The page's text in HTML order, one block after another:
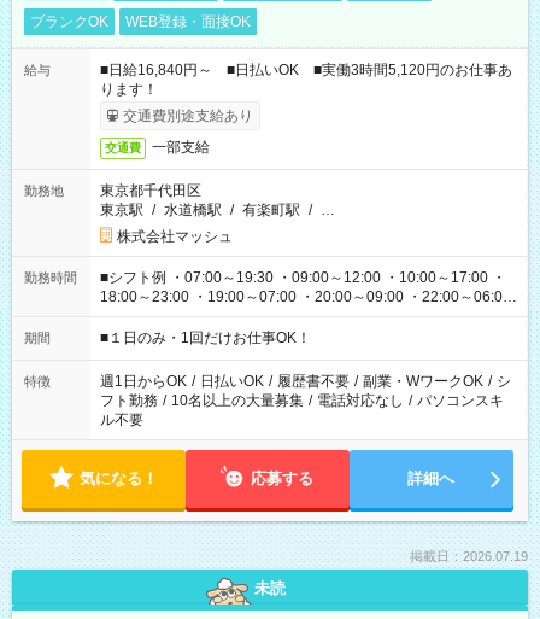
ブランクOK
WEB登録・面接OK
給与
■日給16,840円～ ■日払いOK ■実働3時間5,120円のお仕事あ
ります！
交通費別途支給あり
交通費 一部支給
勤務地
東京都千代田区
東京駅 / 水道橋駅 / 有楽町駅 / …
株式会社マッシュ
勤務時間
■シフト例 ・07:00～19:30 ・09:00～12:00 ・10:00～17:00 ・
18:00～23:00 ・19:00～07:00 ・20:00～09:00 ・22:00～06:00
etc ★最短で3時間で5,120円のお仕事から 15時間で2万円近く稼
げるお仕事も！ ご希望のお時間に合わせてご紹介！ ※シフトは
ください！
期間 ■１日のみ・1回だけお仕事OK！
特徴 週1日からOK / 日払いOK / 履歴書不要 / 副業・WワークOK / シ
フト勤務 / 10名以上の大量募集 / 電話対応なし / パソコンスキ
ル不要
気になる！ 応募する 詳細へ
掲載日：2026.07.19
未読